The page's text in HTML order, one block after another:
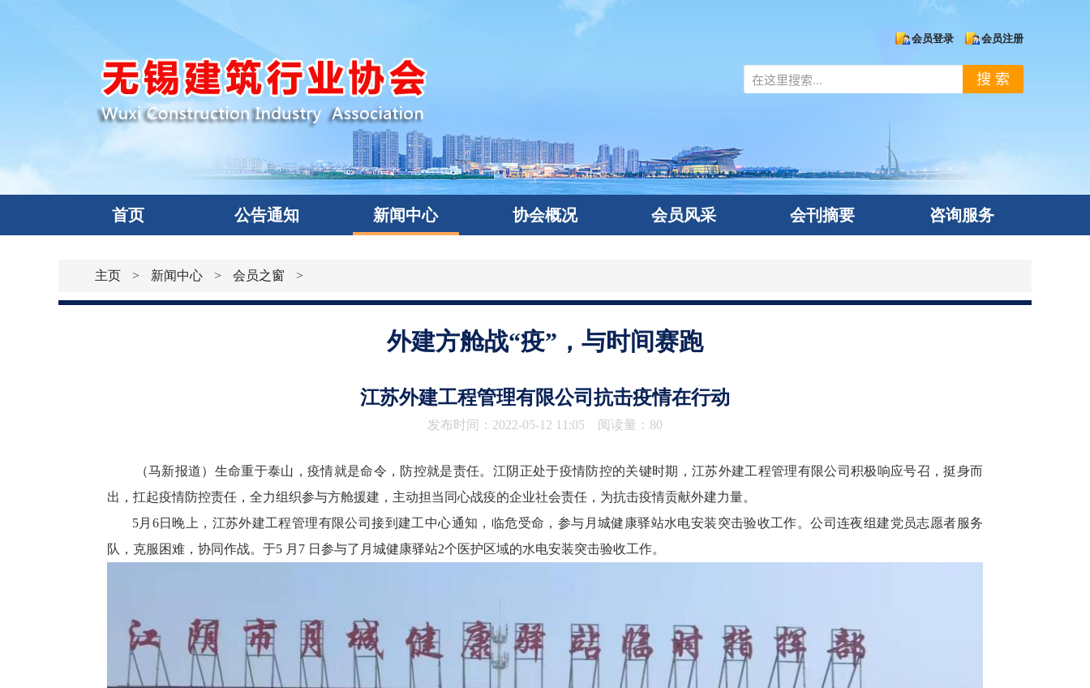
会员登录 会员注册
搜 索
首页 公告通知 新闻中心 协会概况 会员风采 会刊摘要 咨询服务
主页 > 新闻中心 > 会员之窗 >
外建方舱战“疫”，与时间赛跑
江苏外建工程管理有限公司抗击疫情在行动
发布时间：2022-05-12 11:05 阅读量：80
（马新报道）生命重于泰山，疫情就是命令，防控就是责任。江阴正处于疫情防控的关键时期，江苏外建工程管理有限公司积极响应号召，挺身而
出，扛起疫情防控责任，全力组织参与方舱援建，主动担当同心战疫的企业社会责任，为抗击疫情贡献外建力量。
5月6日晚上，江苏外建工程管理有限公司接到建工中心通知，临危受命，参与月城健康驿站水电安装突击验收工作。公司连夜组建党员志愿者服务
队，克服困难，协同作战。于5 月7 日参与了月城健康驿站2个医护区域的水电安装突击验收工作。